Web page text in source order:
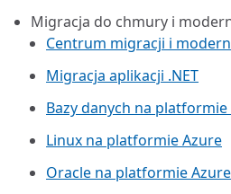
Migracja do chmury i
Centrum migracji i
Migracja aplikacji .NET
Bazy danych na platformie
Linux na platformie Azure
Oracle na platformie Azure